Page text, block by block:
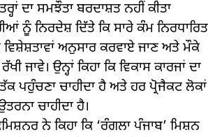
ਦਾ ਸਮਝੌਤਾ ਬਰਦਾਸ਼ਤ ਨਹੀਂ ਕੀਤਾ
ਨੂੰ ਨਿਰਦੇਸ਼ ਦਿੱਤੇ ਕਿ ਸਾਰੇ ਕੰਮ ਨਿਰਧਾਰਿਤ
ਅਨੁਸਾਰ ਕਰਵਾਏ ਜਾਣ ਅਤੇ ਮੌਕੇ
ਜਾਵੇ। ਉਨ੍ਹਾਂ ਕਿਹਾ ਕਿ ਵਿਕਾਸ ਕਾਰਜਾਂ ਦਾ
ਪਹੁੰਚਣਾ ਚਾਹੀਦਾ ਹੈ ਅਤੇ ਹਰ ਪ੍ਰੋਜੈਕਟ ਲੋਕਾਂ
ਚਾਹੀਦਾ ਹੈ।
ਕਿਹਾ ਕਿ ‘ਰੰਗਲਾ ਪੰਜਾਬ’ ਮਿਸ਼ਨ